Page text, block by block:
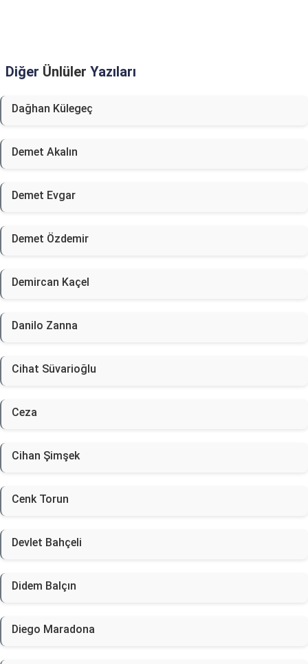
Diğer Ünlüler Yazıları
Dağhan Külegeç
Demet Akalın
Demet Evgar
Demet Özdemir
Demircan Kaçel
Danilo Zanna
Cihat Süvarioğlu
Ceza
Cihan Şimşek
Cenk Torun
Devlet Bahçeli
Didem Balçın
Diego Maradona